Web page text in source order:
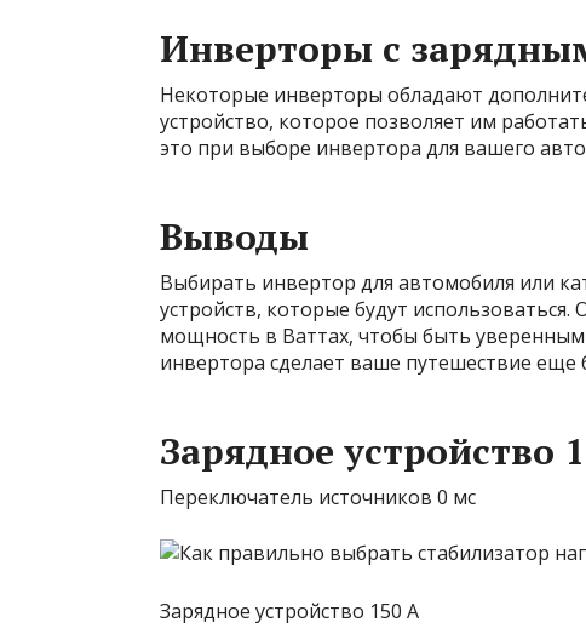
Инверторы с
Некоторые инверторы обладают
устройство, которое позволяет им
это при выборе инвертора для вашего
Выводы
Выбирать инвертор для автомобиля или
устройств, которые будут
мощность в Ваттах, чтобы быть
инвертора сделает ваше путешествие
Зарядное устройство
Переключатель источников 0 мс
Зарядное устройство 150 А